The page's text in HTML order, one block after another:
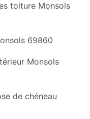
toiture Monsols
69860
Monsols
de chéneau